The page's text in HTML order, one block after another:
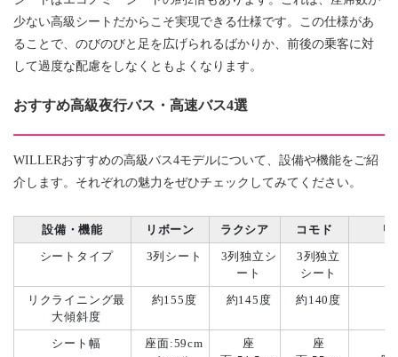
少ない高級シートだからこそ実現できる仕様です。この仕様があ
ることで、のびのびと足を広げられるばかりか、前後の乗客に対
して過度な配慮をしなくともよくなります。
おすすめ高級夜行バス・高速バス4選
WILLERおすすめの高級バス4モデルについて、設備や機能をご紹
介します。それぞれの魅力をぜひチェックしてみてください。
設備・機能 リボーン ラクシア コモド
リ
シートタイプ
3列シート
3列独立シ
ート
3列独立
シート
リクライニング最
大傾斜度
約155度 約145度 約140度
シート幅
座面:59cm
座
座